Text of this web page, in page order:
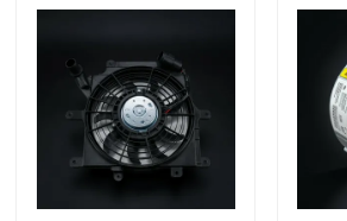
À propos de nous
Visite de l'usine